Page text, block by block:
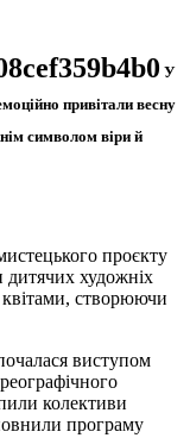
У
привітали весну
символом віри й
проєкту
дитячих художніх
квітами, створюючи
виступом
колективи
програму